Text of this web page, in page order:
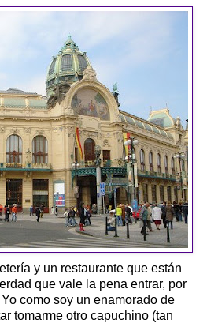
y un restaurante que están
que vale la pena entrar, por
como soy un enamorado de
tomarme otro capuchino (tan